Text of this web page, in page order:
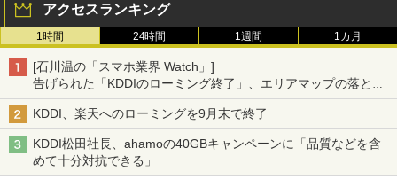
アクセスランキング
1時間 24時間 1週間 1カ月
[石川温の「スマホ業界 Watch」]
告げられた「KDDIのローミング終了」、エリアマップの落とし
穴と楽天モバイルの課題
KDDI、楽天へのローミングを9月末で終了
KDDI松田社長、ahamoの40GBキャンペーンに「品質などを含
めて十分対抗できる」